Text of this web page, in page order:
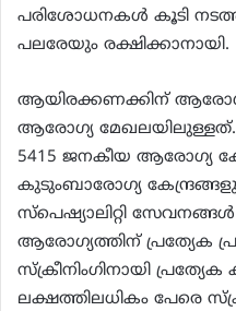
പരിശോധനകള്‍ കൂടി
പലരേയും രക്ഷിക്കാനായി.
ആയിരക്കണക്കിന്
ആരോഗ്യ
5415 ജനകീയ ആരോഗ്യ
കുടുംബാരോഗ്യ
സ്‌പെഷ്യാലിറ്റി
ആരോഗ്യത്തിന് പ്രത്യേക
സ്‌ക്രീനിംഗിനായി പ്രത്യേക
ലക്ഷത്തിലധികം പേരെ